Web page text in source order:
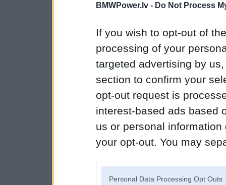
BMWPower.lv - Do Not Process
If you wish to opt-out of
processing of your
targeted advertising by
section to confirm your
opt-out request is
interest-based ads based
us or personal
your opt-out. You may
Personal Data Processing Opt Outs